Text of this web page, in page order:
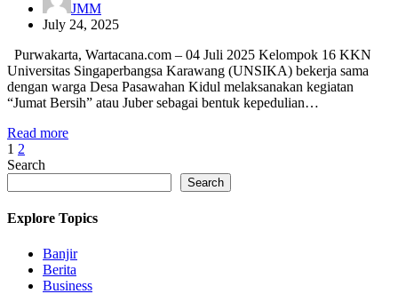
JMM
July 24, 2025
Purwakarta, Wartacana.com – 04 Juli 2025 Kelompok 16 KKN
Universitas Singaperbangsa Karawang (UNSIKA) bekerja sama
dengan warga Desa Pasawahan Kidul melaksanakan kegiatan
“Jumat Bersih” atau Juber sebagai bentuk kepedulian…
Read more
Posts
pagination
1 2
Search
Search
Explore Topics
Banjir
Berita
Business